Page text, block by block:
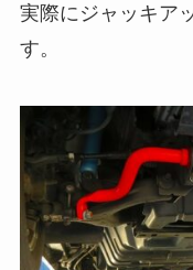
実際にジャッキア
す。